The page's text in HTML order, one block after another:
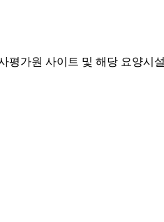
가원 사이트 및 해당 요양시